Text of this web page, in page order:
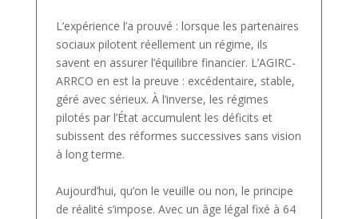
L’expérience l’a prouvé : lorsque les partenaires
sociaux pilotent réellement un régime, ils
savent en assurer l’équilibre financier. L’AGIRC-
ARRCO en est la preuve : excédentaire, stable,
géré avec sérieux. À l’inverse, les régimes
pilotés par l’État accumulent les déficits et
subissent des réformes successives sans vision
à long terme.
Aujourd’hui, qu’on le veuille ou non, le principe
de réalité s’impose. Avec un âge légal fixé à 64